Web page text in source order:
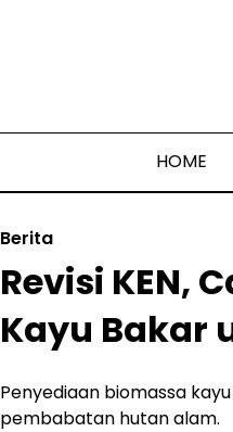
HOME
Berita
Revisi KEN,
Kayu Bakar
Penyediaan biomassa
pembabatan hutan alam.